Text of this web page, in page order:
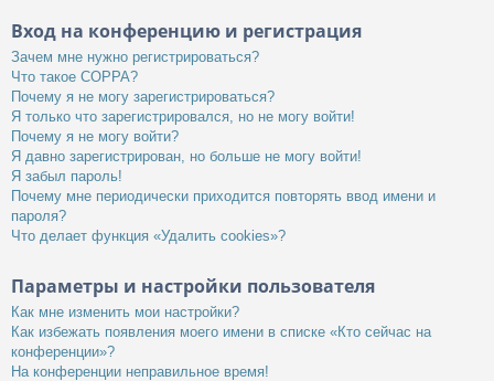
Вход на конференцию и регистрация
Зачем мне нужно регистрироваться?
Что такое COPPA?
Почему я не могу зарегистрироваться?
Я только что зарегистрировался, но не могу войти!
Почему я не могу войти?
Я давно зарегистрирован, но больше не могу войти!
Я забыл пароль!
Почему мне периодически приходится повторять ввод имени и
пароля?
Что делает функция «Удалить cookies»?
Параметры и настройки пользователя
Как мне изменить мои настройки?
Как избежать появления моего имени в списке «Кто сейчас на
конференции»?
На конференции неправильное время!